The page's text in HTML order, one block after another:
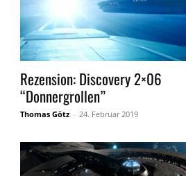
Rezension: Discovery 2×06
“Donnergrollen”
Thomas Götz - 24. Februar 2019